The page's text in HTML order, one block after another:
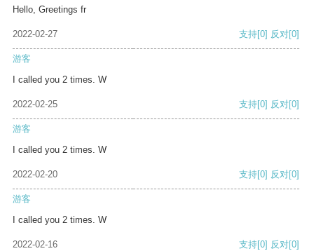
Hello, Greetings fr
2022-02-27 支持[0] 反对[0]
游客
I called you 2 times. W
2022-02-25 支持[0] 反对[0]
游客
I called you 2 times. W
2022-02-20 支持[0] 反对[0]
游客
I called you 2 times. W
2022-02-16 支持[0] 反对[0]